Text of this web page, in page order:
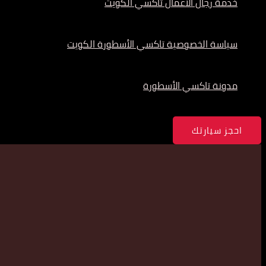
سياسة الخصوصية تاكسي الأسطورة الكويت
مدونة تاكسي الأسطورة
احجز سيارتك